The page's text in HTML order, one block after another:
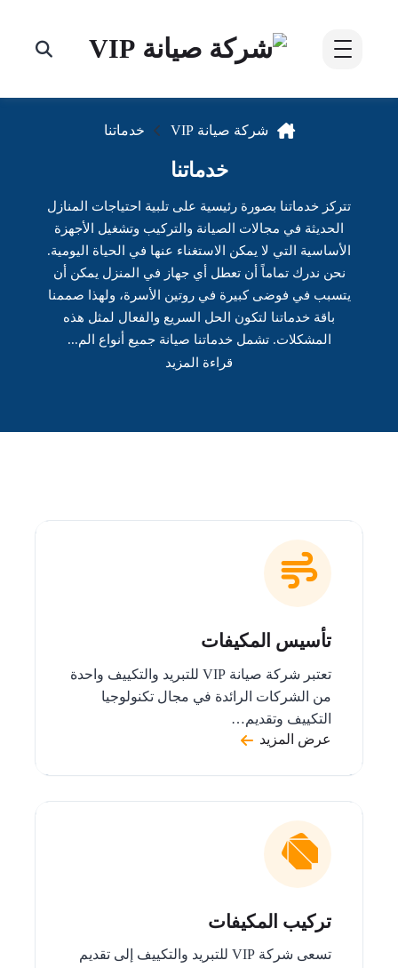
شركة صيانة VIP خدماتنا
خدماتنا
تتركز خدماتنا بصورة رئيسية على تلبية احتياجات المنازل
الحديثة في مجالات الصيانة والتركيب وتشغيل الأجهزة
الأساسية التي لا يمكن الاستغناء عنها في الحياة اليومية.
نحن ندرك تماماً أن تعطل أي جهاز في المنزل يمكن أن
يتسبب في فوضى كبيرة في روتين الأسرة، ولهذا صممنا
باقة خدماتنا لتكون الحل السريع والفعال لمثل هذه
المشكلات. تشمل خدماتنا صيانة جميع أنواع الم...
قراءة المزيد
تأسيس المكيفات
تعتبر شركة صيانة VIP للتبريد والتكييف واحدة
من الشركات الرائدة في مجال تكنولوجيا
التكييف وتقديم…
عرض المزيد
تركيب المكيفات
تسعى شركة VIP للتبريد والتكييف إلى تقديم